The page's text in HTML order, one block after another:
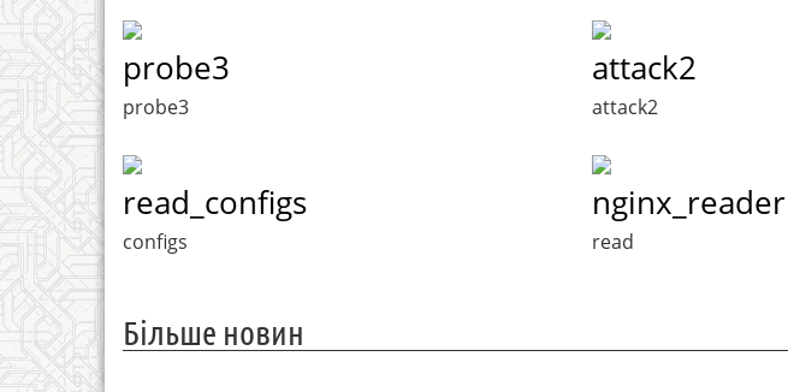
probe3
probe3
attack2
attack2
read_configs
configs
nginx_reader
read
Більше новин